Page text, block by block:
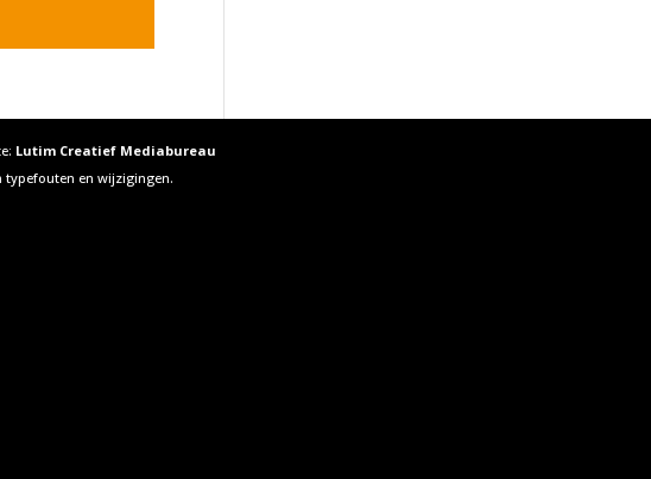
Lutim Creatief Mediabureau
typefouten en wijzigingen.